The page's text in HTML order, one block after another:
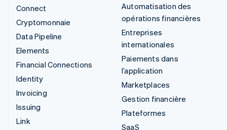
Connect
Cryptomonnaie
Data Pipeline
Elements
Financial Connections
Identity
Invoicing
Issuing
Link
Automatisation des
opérations financières
Entreprises
internationales
Paiements dans
l’application
Marketplaces
Gestion financière
Plateformes
SaaS